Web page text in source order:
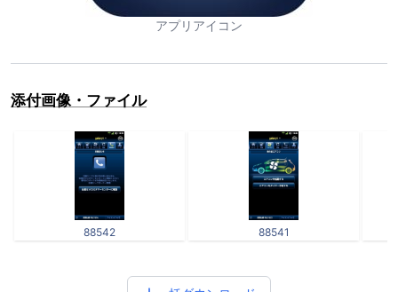
アプリアイコン
添付画像・ファイル
88542 88541